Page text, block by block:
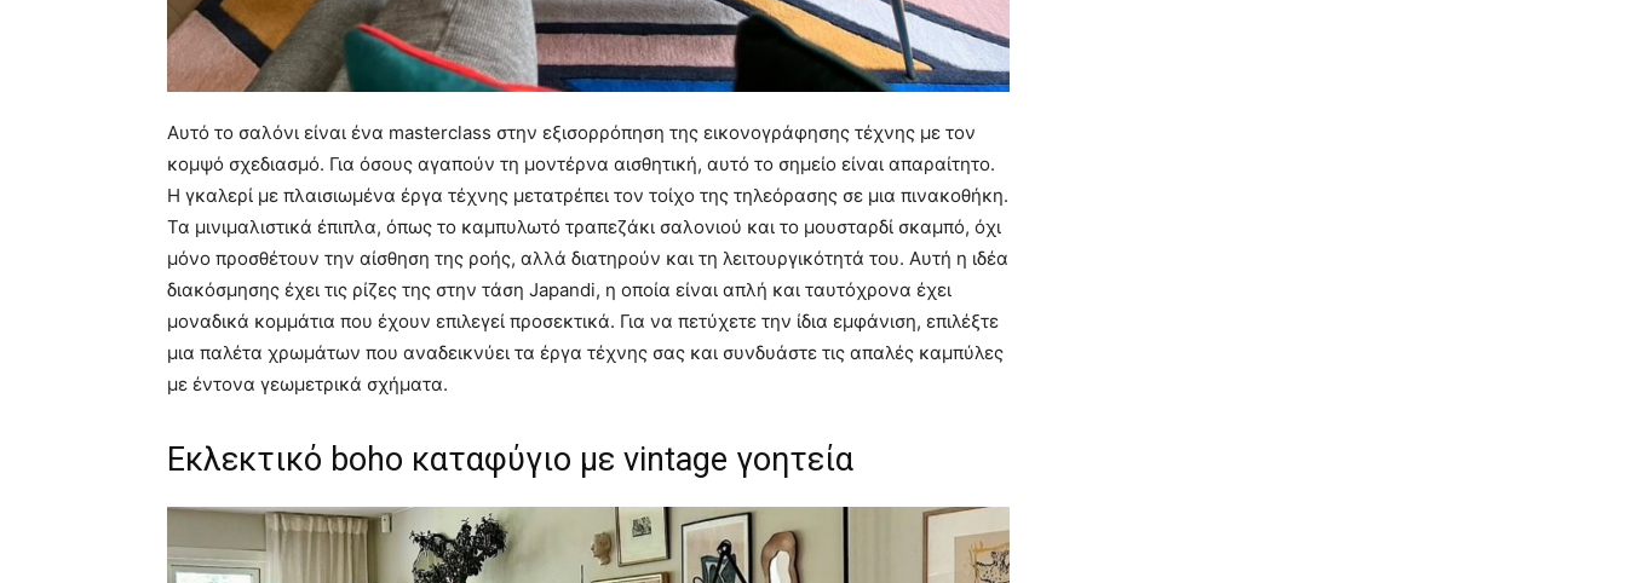
Αυτό το σαλόνι είναι ένα masterclass στην εξισορρόπηση της εικονογράφησης τέχνης με τον
κομψό σχεδιασμό. Για όσους αγαπούν τη μοντέρνα αισθητική, αυτό το σημείο είναι απαραίτητο.
Η γκαλερί με πλαισιωμένα έργα τέχνης μετατρέπει τον τοίχο της τηλεόρασης σε μια πινακοθήκη.
Τα μινιμαλιστικά έπιπλα, όπως το καμπυλωτό τραπεζάκι σαλονιού και το μουσταρδί σκαμπό, όχι
μόνο προσθέτουν την αίσθηση της ροής, αλλά διατηρούν και τη λειτουργικότητά του. Αυτή η ιδέα
διακόσμησης έχει τις ρίζες της στην τάση Japandi, η οποία είναι απλή και ταυτόχρονα έχει
μοναδικά κομμάτια που έχουν επιλεγεί προσεκτικά. Για να πετύχετε την ίδια εμφάνιση, επιλέξτε
μια παλέτα χρωμάτων που αναδεικνύει τα έργα τέχνης σας και συνδυάστε τις απαλές καμπύλες
με έντονα γεωμετρικά σχήματα.
Εκλεκτικό boho καταφύγιο με vintage γοητεία